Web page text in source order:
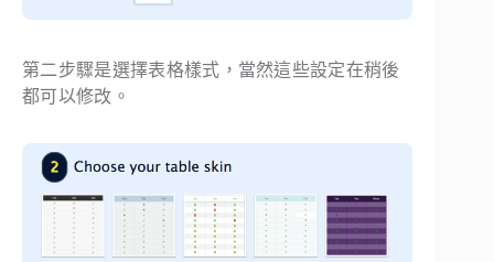
第二步驟是選擇表格樣式，當然這些設定在稍後
都可以修改。